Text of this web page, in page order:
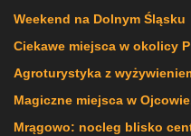
Weekend na Dolnym Śląsku
Ciekawe miejsca w okolicy
Agroturystyka z
Magiczne miejsca w
Mrągowo: nocleg blisko